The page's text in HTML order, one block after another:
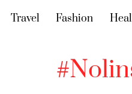
(current)
Travel (current)
Fashion